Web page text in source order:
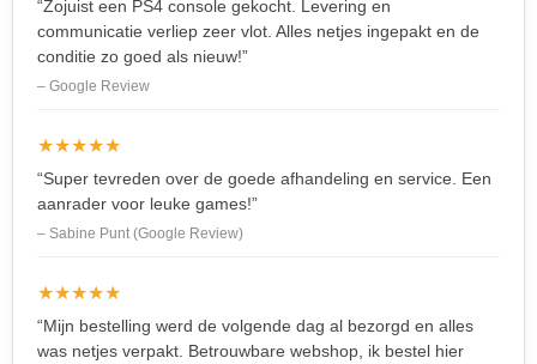
“Zojuist een PS4 console gekocht. Levering en
communicatie verliep zeer vlot. Alles netjes ingepakt en de
conditie zo goed als nieuw!”
– Google Review
★★★★★
“Super tevreden over de goede afhandeling en service. Een
aanrader voor leuke games!”
– Sabine Punt (Google Review)
★★★★★
“Mijn bestelling werd de volgende dag al bezorgd en alles
was netjes verpakt. Betrouwbare webshop, ik bestel hier